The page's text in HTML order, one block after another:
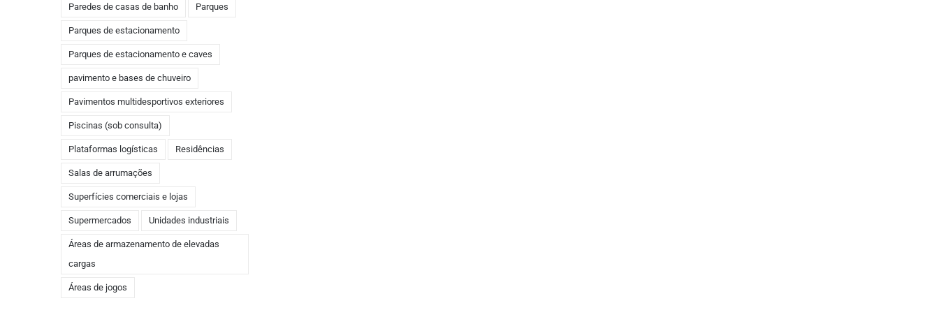
Paredes de casas de banho Parques
Parques de estacionamento
Parques de estacionamento e caves
pavimento e bases de chuveiro
Pavimentos multidesportivos exteriores
Piscinas (sob consulta)
Plataformas logísticas Residências
Salas de arrumações
Superfícies comerciais e lojas
Supermercados Unidades industriais
Áreas de armazenamento de elevadas
cargas
Áreas de jogos